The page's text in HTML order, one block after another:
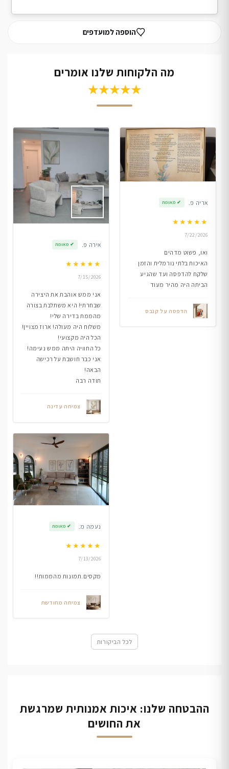
הוספה למועדפים
מה הלקוחות שלנו אומרים
★★★★★
אריה פ. ✔ מאומת
★★★★★
7/22/2026
ואו, פשוט מדהים
האיכות בלתי נורמלית והזמן
שלקח להדפסה ועד שהגיע
הביתה היה מהיר מעוד
הדפסה על קנבס
אירה פ. ✔ מאומת
★★★★★
7/15/2026
אני ממש אוהבת את היצירה
שבחרתי! היא משתלבת בצורה
מהממת בדירה שלי!
משלוח היה מעולה! ארוז מצויין!
הכל היה מקצועי!
כל החוויה היתה ממש נעימה!
אני כבר חושבת על רכישה
הבאה!
תודה רבה
צמיחה עדינה
נעמה מ. ✔ מאומת
★★★★★
7/13/2026
מקסים.תמונות מהממות!!
צמיחה מחודשת
לכל הביקורות
ההבטחה שלנו: איכות אמנותית שמרגשת
את החושים